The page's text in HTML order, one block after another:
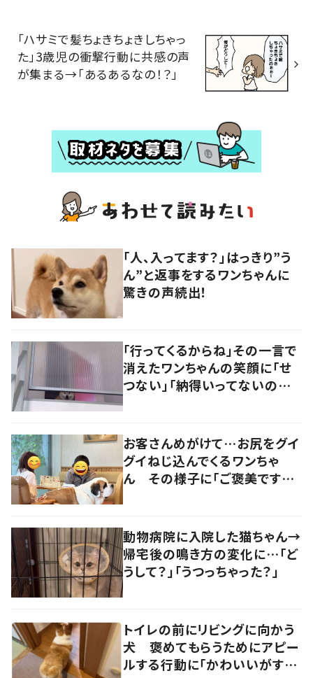
「ハサミで髪ちょきちょきしちゃっ
た」3歳児の衝撃行動に共感の声
が集まる→「あるあるなの！？」
「人、入ってます？」はっきり”う
ん”と返事をするワンちゃんに
驚きの声続出！
「行ってくるからね」その一言で
消えたワンちゃんの笑顔に「せ
つない」「納得いってないのね」
お客さんめがけて…お尻をグイ
グイねじ込んでくるワンちゃ
ん その様子に「ご褒美です
動物病院に入院した猫ちゃん→
帰宅後の鳴き方の変化に…「ど
うして？」「うつっちゃった？」
トイレの前にリビングに向かう
犬 褒めてもらうためにアピー
ルする行動に「かわいいがすぎ